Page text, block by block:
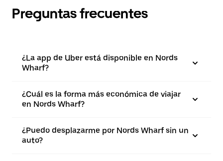
Preguntas frecuentes
¿La app de Uber está disponible en Nords
Wharf?
¿Cuál es la forma más económica de viajar
en Nords Wharf?
¿Puedo desplazarme por Nords Wharf sin un
auto?